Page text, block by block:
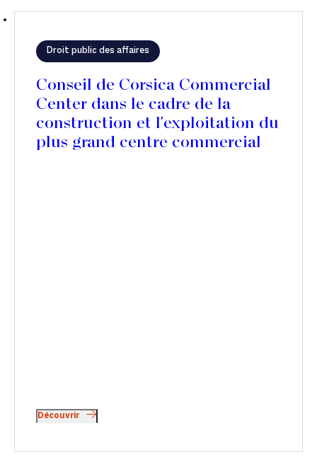
Droit public des affaires
Conseil de Corsica Commercial
Center dans le cadre de la
construction et l'exploitation du
plus grand centre commercial
Découvrir